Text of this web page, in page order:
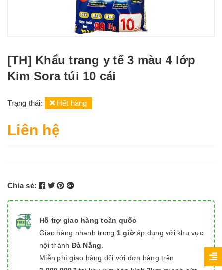
[TH] Khẩu trang y tế 3 màu 4 lớp
Kim Sora túi 10 cái
Trạng thái: Hết hàng
Liên hệ
Chia sẻ:
Hỗ trợ giao hàng toàn quốc
Giao hàng nhanh trong 1 giờáp dụng với khu vực
nội thành Đà Nẵng
Miễn phí giao hàng đối với đơn hàng trên